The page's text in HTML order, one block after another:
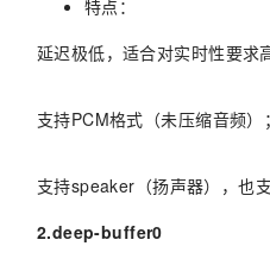
特点：
延迟极低，适合对实时性要求
支持PCM格式（未压缩音频）；
支持speaker（扬声器），也
2.deep-buffer0